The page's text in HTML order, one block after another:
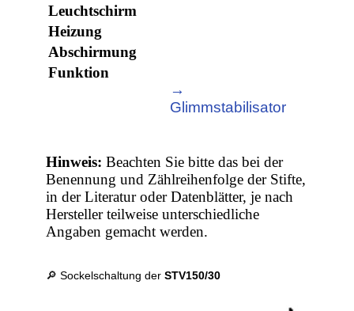
Leuchtschirm
Heizung
Abschirmung
Funktion
→
Glimmstabilisator
Hinweis: Beachten Sie bitte das bei der
Benennung und Zählreihenfolge der Stifte,
in der Literatur oder Datenblätter, je nach
Hersteller teilweise unterschiedliche
Angaben gemacht werden.
🔎 Sockelschaltung derSTV150/30